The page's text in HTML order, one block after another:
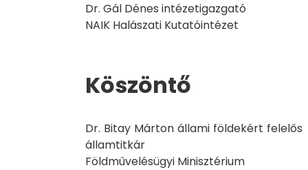
Dr. Gál Dénes intézetigazgató
NAIK Halászati Kutatóintézet
Köszöntő
Dr. Bitay Márton állami földekért felelős
államtitkár
Földművelésügyi Minisztérium